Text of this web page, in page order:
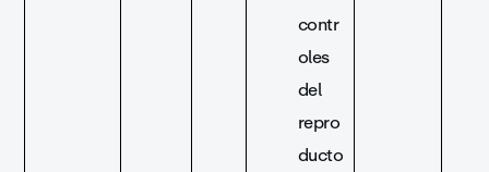
contr
oles
del
repro
ducto